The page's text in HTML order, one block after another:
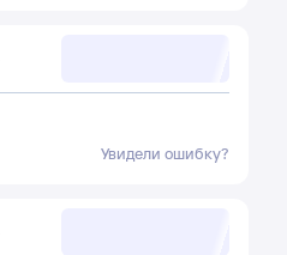
Увидели ошибку?